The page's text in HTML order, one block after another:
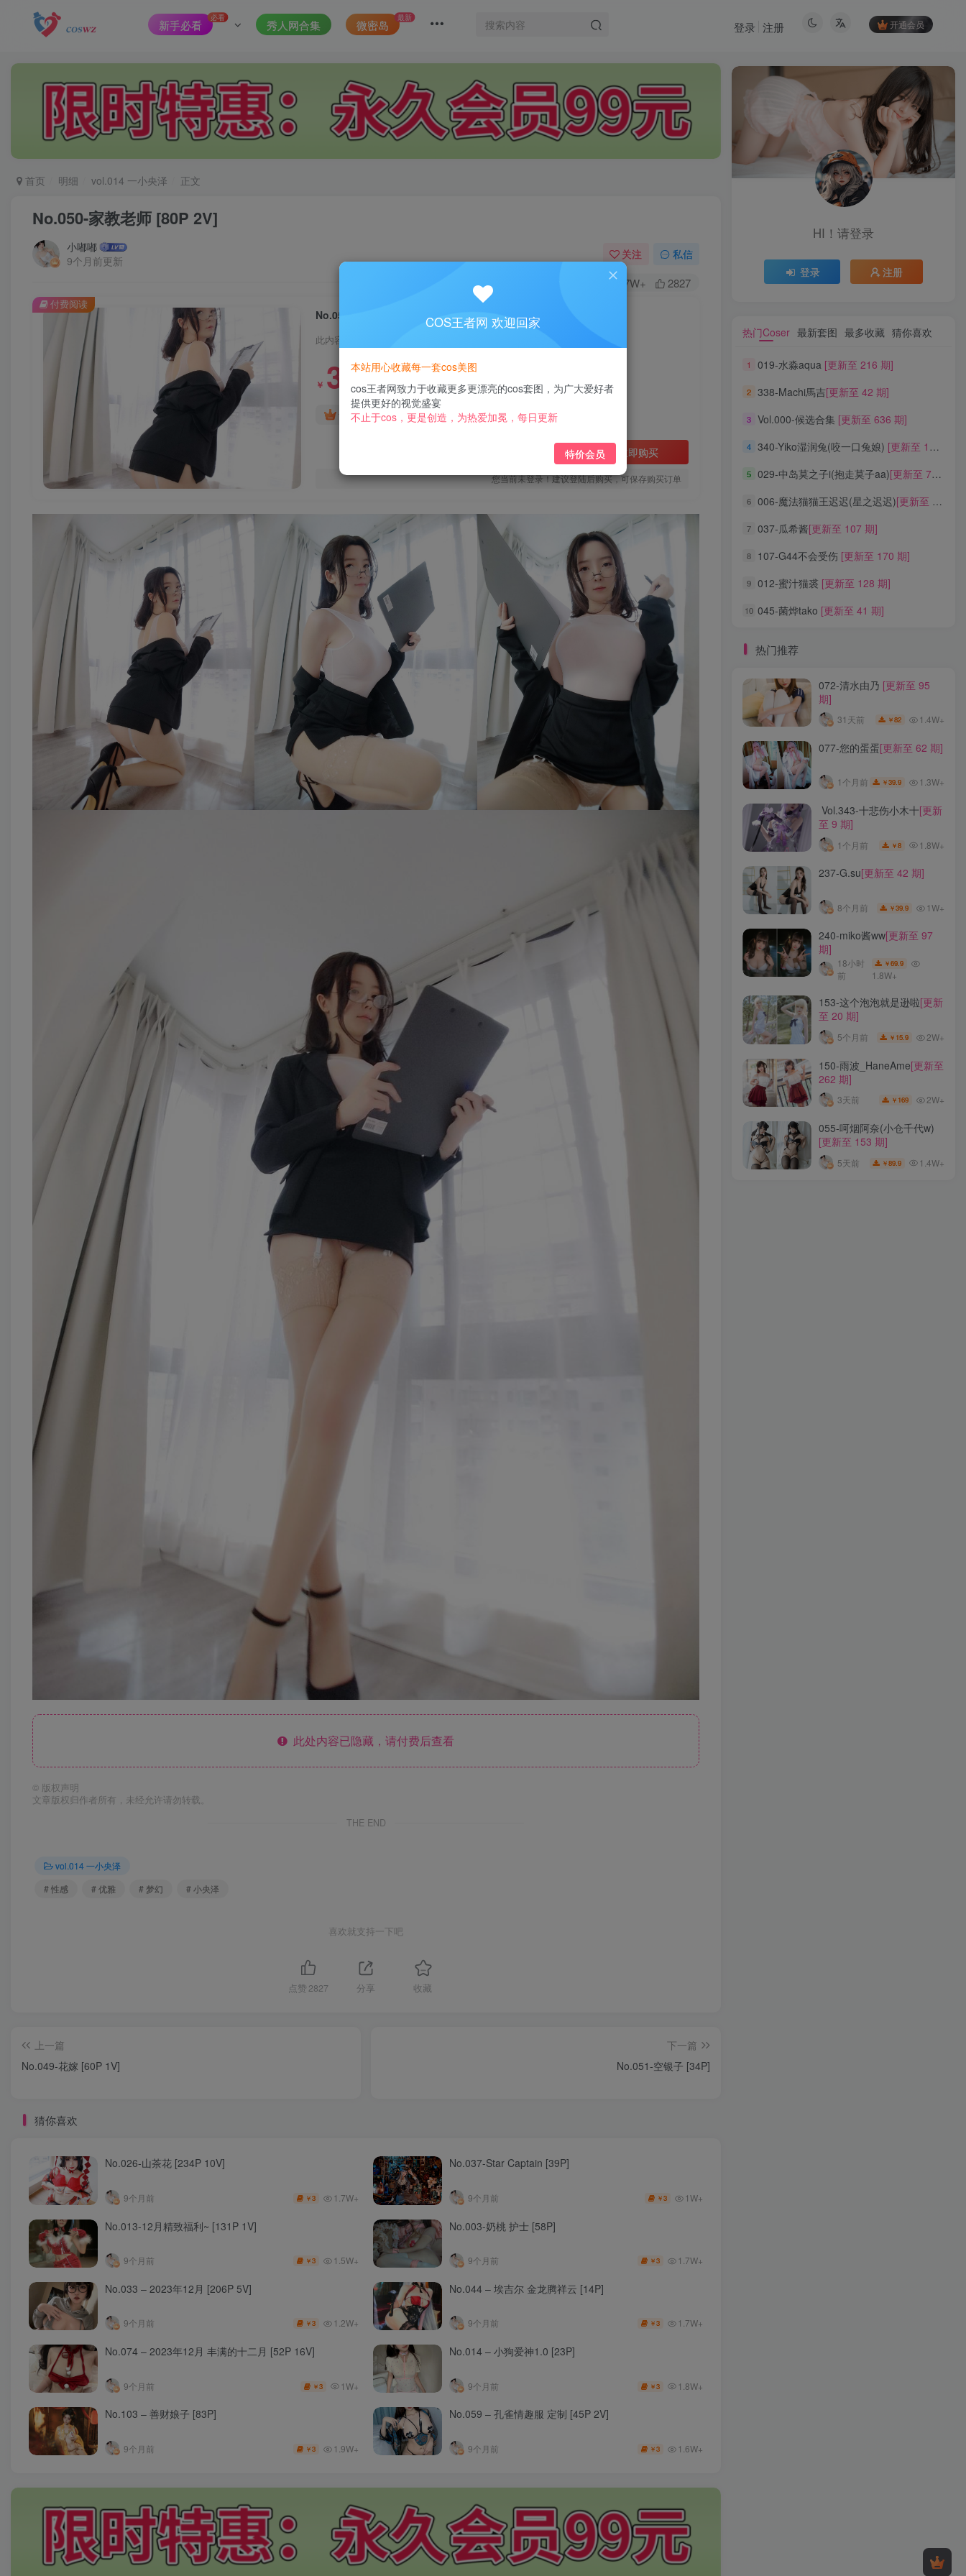
新手必看 必看 秀人网合集 微密岛 最新
开通会员
登录 注册
首页 明细 vol.014 一小央泽 正文
No.050-家教老师 [80P 2V]
小嘟嘟
9个月前更新
关注 私信
1.7W+ 2827
No.050-家教老师 [80P 2V]
此内容为付费阅读，请付费后查看
￥ 3
黄金会员免费 钻石会员免费
立即购买
您当前未登录！建议登陆后购买，可保存购买订单
付费阅读
此处内容已隐藏，请付费后查看
© 版权声明
文章版权归作者所有，未经允许请勿转载。
THE END
vol.014 一小央泽
# 性感
# 优雅 # 梦幻 # 小央泽
喜欢就支持一下吧
点赞 2827 分享 收藏
上一篇
No.049-花嫁 [60P 1V]
下一篇
No.051-空银子 [34P]
猜你喜欢
No.026-山茶花 [234P 10V]
9个月前 ￥3 1.7W+
No.037-Star Captain [39P]
9个月前 ￥3 1W+
No.013-12月精致福利~ [131P 1V]
9个月前 ￥3 1.5W+
No.003-奶桃 护士 [58P]
9个月前 ￥3 1.7W+
No.033 – 2023年12月 [206P 5V]
9个月前 ￥3 1.2W+
No.044 – 埃吉尔 金龙腾祥云 [14P]
9个月前 ￥3 1.7W+
No.074 – 2023年12月 丰满的十二月 [52P 16V]
9个月前 ￥3 1W+
No.014 – 小狗爱神1.0 [23P]
9个月前 ￥3 1.8W+
No.103 – 善财娘子 [83P]
9个月前 ￥3 1.9W+
No.059 – 孔雀情趣服 定制 [45P 2V]
9个月前 ￥3 1.6W+
HI！请登录
登录 注册
热门Coser 最新套图 最多收藏 猜你喜欢
1 019-水淼aqua [更新至 216 期]
2 338-Machi馬吉[更新至 42 期]
3 Vol.000-候选合集 [更新至 636 期]
4 340-Yiko湿润兔(咬一口兔娘) [更新至 136 期]
5 029-中岛莫之子i(抱走莫子aa)[更新至 76 期]
6 006-魔法猫猫王迟迟(星之迟迟)[更新至 320 期]
7 037-瓜希酱[更新至 107 期]
8 107-G44不会受伤 [更新至 170 期]
9 012-蜜汁猫裘 [更新至 128 期]
10 045-菌烨tako [更新至 41 期]
热门推荐
072-清水由乃 [更新至 95
期]
31天前 ￥82 1.4W+
077-您的蛋蛋[更新至 62 期]
1个月前 ￥39.9 1.3W+
Vol.343-十悲伤小木十[更新
至 9 期]
1个月前 ￥8 1.8W+
237-G.su[更新至 42 期]
8个月前 ￥39.9 1W+
240-miko酱ww[更新至 97
期]
18小时
前
￥69.9
1.8W+
153-这个泡泡就是逊啦[更新
至 20 期]
5个月前 ￥ 15.9 2W+
150-雨波_HaneAme[更新至
262 期]
3天前 ￥ 169 2W+
055-呵烟阿奈(小仓千代w)
[更新至 153 期]
5天前 ￥89.9 1.4W+
HI！请登录
登录 注册
热门Coser 最新套图 最多收藏 猜你喜欢
1 019-水淼aqua [更新至 216 期]
2 338-Machi馬吉[更新至 42 期]
3 Vol.000-候选合集 [更新至 636 期]
4 340-Yiko湿润兔(咬一口兔娘) [更新至 136 期]
5 029-中岛莫之子i(抱走莫子aa)[更新至 76 期]
6 006-魔法猫猫王迟迟(星之迟迟)[更新至 320 期]
7 037-瓜希酱[更新至 107 期]
8 107-G44不会受伤 [更新至 170 期]
9 012-蜜汁猫裘 [更新至 128 期]
10 045-菌烨tako [更新至 41 期]
标签云
龙年活动 龙宫地狱 龙娘图鉴
龙娘
龙姬
龙华妃咲JK
龙华妃咲
黛尔 黑龙贯通
黑黑麦
黑馆晴奈
黑靡烟旗袍 黑钻兔子
黑金
黑贞德泳装
黑贞兔子
黑见芹香
黑裤妹
热门推荐
期]
1个月前 ￥39.9 1.3W+
至 9 期]
1个月前
8个月前
期]
18小时
COS王者网 欢迎回家
本站用心收藏每一套cos美图
cos王者网致力于收藏更多更漂亮的cos套图，为广大爱好者
提供更好的视觉盛宴
不止于cos，更是创造，为热爱加冕，每日更新
特价会员